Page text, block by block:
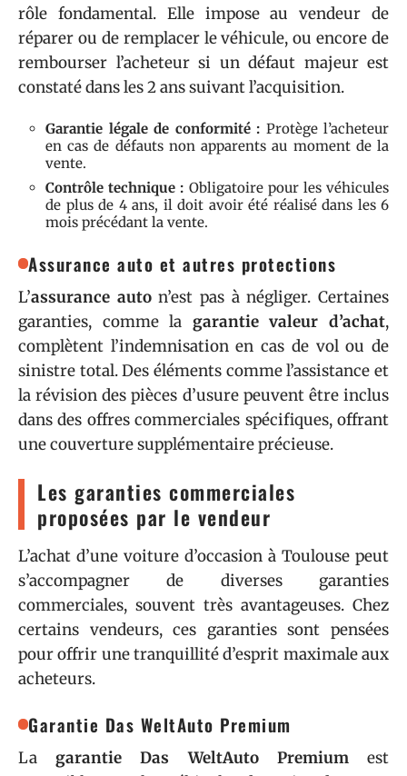
rôle fondamental. Elle impose au vendeur de
réparer ou de remplacer le véhicule, ou encore de
rembourser l’acheteur si un défaut majeur est
constaté dans les 2 ans suivant l’acquisition.
Garantie légale de conformité : Protège l’acheteur
en cas de défauts non apparents au moment de la
vente.
Contrôle technique : Obligatoire pour les véhicules
de plus de 4 ans, il doit avoir été réalisé dans les 6
mois précédant la vente.
Assurance auto et autres protections
L’assurance auton’est pas à négliger. Certaines
garanties, comme la garantie valeur d’achat,
complètent l’indemnisation en cas de vol ou de
sinistre total. Des éléments comme l’assistance et
la révision des pièces d’usure peuvent être inclus
dans des offres commerciales spécifiques, offrant
une couverture supplémentaire précieuse.
Les garanties commerciales
proposées par le vendeur
L’achat d’une voiture d’occasion à Toulouse peut
s’accompagner de diverses garanties
commerciales, souvent très avantageuses. Chez
certains vendeurs, ces garanties sont pensées
pour offrir une tranquillité d’esprit maximale aux
acheteurs.
Garantie Das WeltAuto Premium
Lagarantie Das WeltAuto Premiumest